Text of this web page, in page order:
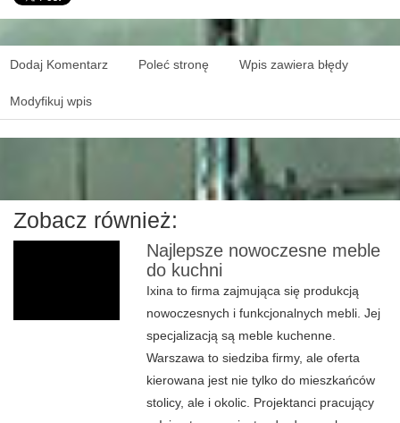
Dodaj Komentarz Poleć stronę Wpis zawiera błędy
Modyfikuj wpis
Zobacz również:
Najlepsze nowoczesne meble
do kuchni
Ixina to firma zajmująca się produkcją
nowoczesnych i funkcjonalnych mebli. Jej
specjalizacją są meble kuchenne.
Warszawa to siedziba firmy, ale oferta
kierowana jest nie tylko do mieszkańców
stolicy, ale i okolic. Projektanci pracujący